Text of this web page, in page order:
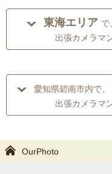
東海エリア で
出張カメラマ
愛知県碧南市内で、
出張カメラマ
OurPhoto